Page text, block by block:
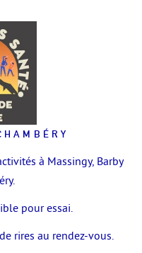
à Massingy, Barby
pour essai.
rires au rendez-vous.